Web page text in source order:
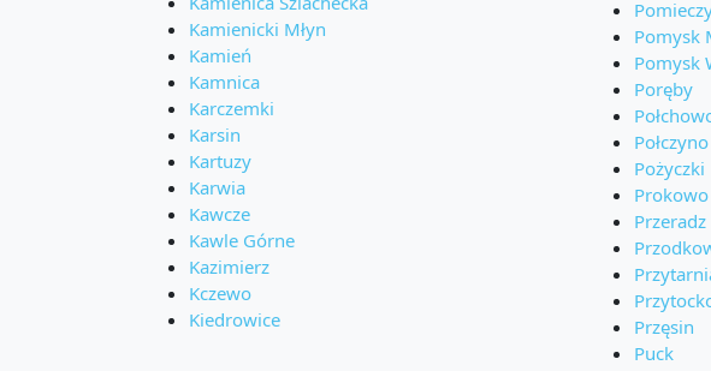
Kamienicki Młyn
Kamień
Kamnica
Karczemki
Karsin
Kartuzy
Karwia
Kawcze
Kawle Górne
Kazimierz
Kczewo
Kiedrowice
Pomysk
Pomysk
Poręby
Połczyno
Pożyczki
Prokowo
Przeradz
Przęsin
Puck